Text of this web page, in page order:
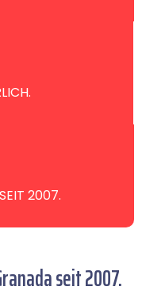
2007.
seit 2007.